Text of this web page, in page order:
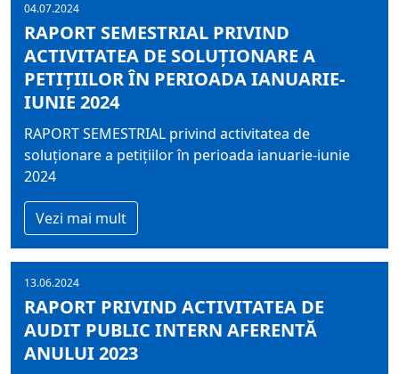
04.07.2024
RAPORT SEMESTRIAL PRIVIND
ACTIVITATEA DE SOLUȚIONARE A
PETIȚIILOR ÎN PERIOADA IANUARIE-
IUNIE 2024
RAPORT SEMESTRIAL privind activitatea de
soluționare a petițiilor în perioada ianuarie-iunie
2024
Vezi mai mult
13.06.2024
RAPORT PRIVIND ACTIVITATEA DE
AUDIT PUBLIC INTERN AFERENTĂ
ANULUI 2023